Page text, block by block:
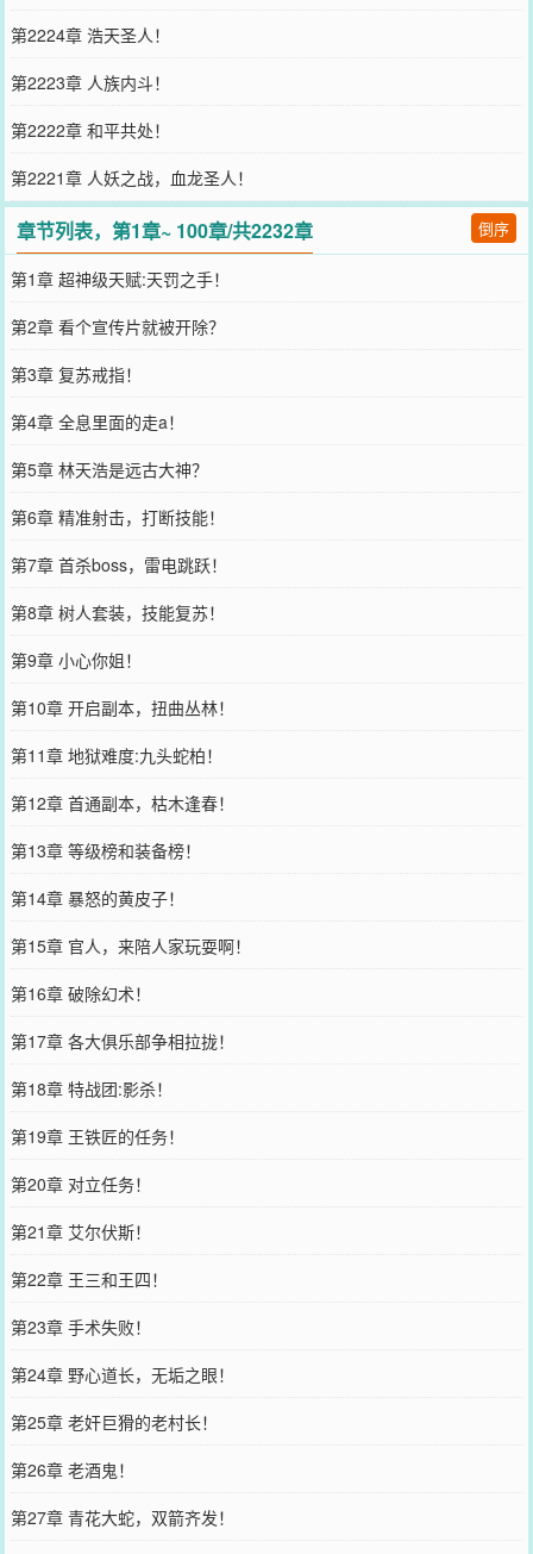
第2224章 浩天圣人！
第2223章 人族内斗！
第2222章 和平共处！
第2221章 人妖之战，血龙圣人！
章节列表，第1章~ 100章/共2232章 倒序
第1章 超神级天赋:天罚之手！
第2章 看个宣传片就被开除？
第3章 复苏戒指！
第4章 全息里面的走a！
第5章 林天浩是远古大神？
第6章 精准射击，打断技能！
第7章 首杀boss，雷电跳跃！
第8章 树人套装，技能复苏！
第9章 小心你姐！
第10章 开启副本，扭曲丛林！
第11章 地狱难度:九头蛇柏！
第12章 首通副本，枯木逢春！
第13章 等级榜和装备榜！
第14章 暴怒的黄皮子！
第15章 官人，来陪人家玩耍啊！
第16章 破除幻术！
第17章 各大俱乐部争相拉拢！
第18章 特战团:影杀！
第19章 王铁匠的任务！
第20章 对立任务！
第21章 艾尔伏斯！
第22章 王三和王四！
第23章 手术失败！
第24章 野心道长，无垢之眼！
第25章 老奸巨猾的老村长！
第26章 老酒鬼！
第27章 青花大蛇，双箭齐发！